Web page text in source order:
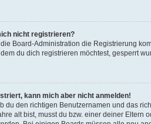
nicht registrieren?
Board-Administration die Registrierung
du dich registrieren möchtest, gesperrt
kann mich aber nicht anmelden!
du den richtigen Benutzernamen und das
alt bist, musst du bzw. einer deiner